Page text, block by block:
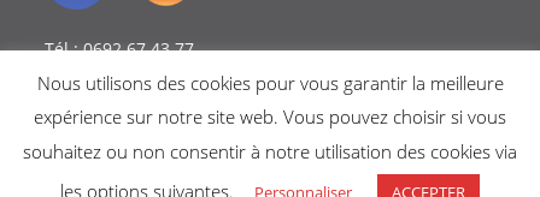
Tél : 0692 67 43 77
Mail : cheminees.reunion@gmail.com
Nous utilisons des cookies pour vous garantir la meilleure
expérience sur notre site web. Vous pouvez choisir si vous
souhaitez ou non consentir à notre utilisation des cookies via
les options suivantes.
Personnaliser ACCEPTER